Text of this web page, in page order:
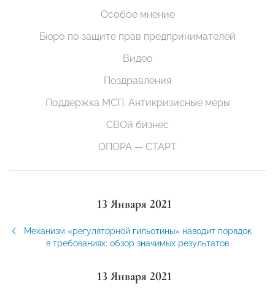
Особое мнение
Бюро по защите прав предпринимателей
Видео
Поздравления
Поддержка МСП. Антикризисные меры
СВОй бизнес
ОПОРА — СТАРТ
13 Января 2021
Механизм «регуляторной гильотины» наводит порядок
в требованиях: обзор значимых результатов
13 Января 2021